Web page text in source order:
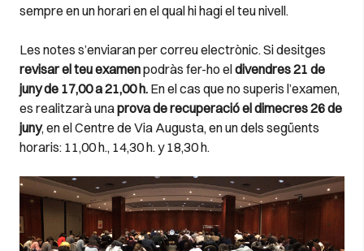
sempre en un horari en el qual hi hagi el teu nivell.
Les notes s’enviaran per correu electrònic. Si desitges
revisar el teu examenpodràs fer-ho eldivendres 21 de
juny de 17,00 a 21,00 h. En el cas que no superis l’examen,
es realitzarà unaprova de recuperació el dimecres 26 de
juny, en el Centre de Via Augusta, en un dels següents
horaris: 11,00 h., 14,30 h. y 18,30 h.